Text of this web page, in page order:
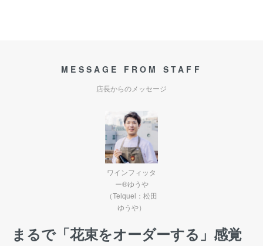
MESSAGE FROM STAFF
店長からのメッセージ
ワインフィッタ
ー®ゆうや
（Telquel：松田
ゆうや）
まるで「花束をオーダーする」感覚